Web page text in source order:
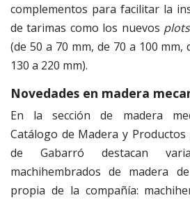
complementos para facilitar la
de tarimas como los nuevos plots
(de 50 a 70 mm, de 70 a 100 mm,
130 a 220 mm).
Novedades en madera
En la sección de madera
Catálogo de Madera y
de Gabarró destacan
machihembrados de madera
propia de la compañía: